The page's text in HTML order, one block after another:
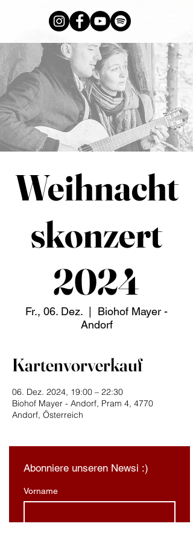
Weihnacht
skonzert
2024
Fr., 06. Dez.
Biohof Mayer -
Andorf
Kartenvorverkauf
06. Dez. 2024, 19:00 – 22:30
Biohof Mayer - Andorf, Pram 4, 4770
Andorf, Österreich
Abonniere unseren Newsi :)
Vorname